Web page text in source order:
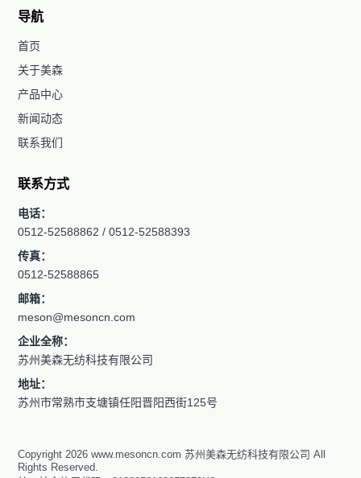
导航
首页
关于美森
产品中心
新闻动态
联系我们
联系方式
电话：
0512-52588862 / 0512-52588393
传真：
0512-52588865
邮箱：
meson@mesoncn.com
企业全称：
苏州美森无纺科技有限公司
地址：
苏州市常熟市支塘镇任阳晋阳西街125号
Copyright 2026 www.mesoncn.com 苏州美森无纺科技有限公司 All
Rights Reserved.